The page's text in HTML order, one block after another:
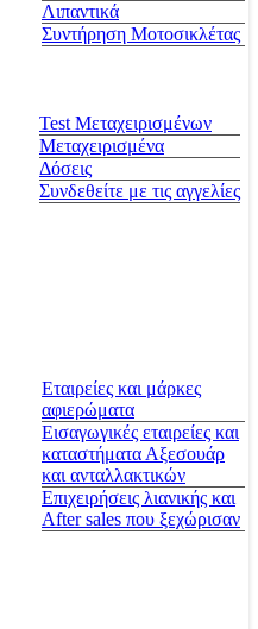
Λιπαντικά
Συντήρηση Μοτοσικλέτας
Test Μεταχειρισμένων
Μεταχειρισμένα
Δόσεις
Συνδεθείτε με τις αγγελίες
Εταιρείες και μάρκες
αφιερώματα
Εισαγωγικές εταιρείες και
καταστήματα Αξεσουάρ
και ανταλλακτικών
Επιχειρήσεις λιανικής και
After sales που ξεχώρισαν